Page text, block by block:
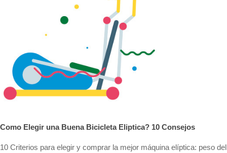
Como Elegir una Buena Bicicleta Eliptica? 10 Consejos
10 Criterios para elegir y comprar la mejor máquina elíptica: peso del